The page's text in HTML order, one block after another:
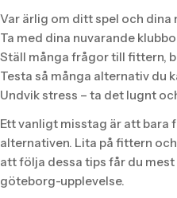
Var ärlig om ditt spel och dina
Ta med dina nuvarande
Ställ många frågor till fittern,
Testa så många alternativ du
Undvik stress – ta det lugnt
Ett vanligt misstag är att bara
alternativen. Lita på fittern
att följa dessa tips får du
göteborg-upplevelse.